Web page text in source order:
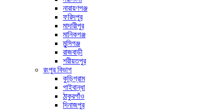
নারায়ণগঞ্জ
ফরিদপুর
মাদারীপুর
মানিকগঞ্জ
মুন্সিগঞ্জ
রাজবাড়ী
শরীয়তপুর
রংপুর বিভাগ
কুড়িগ্রাম
গাইবান্ধা
ঠাকুরগাঁও
দিনাজপুর